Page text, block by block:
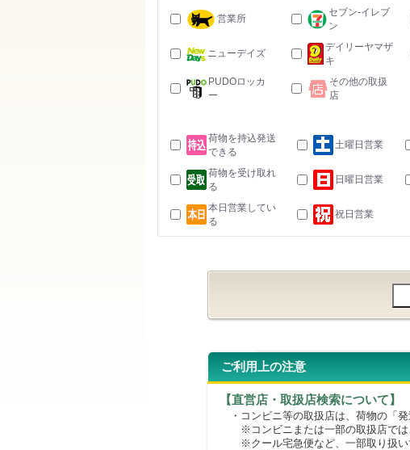
営業所
セブン-イレブ
ン
ニューデイズ
デイリーヤマザ
キ
PUDOロッカ
ー
その他の取扱
店
荷物を持込発送
できる
土曜日営業
荷物を受け取れ
る
日曜日営業
本日営業してい
る
祝日営業
ご利用上の注意
【直営店・取扱店検索について】
・コンビニ等の取扱店は、荷物の「発
※コンビニまたは一部の取扱店では
※クール宅急便など、一部取り扱い